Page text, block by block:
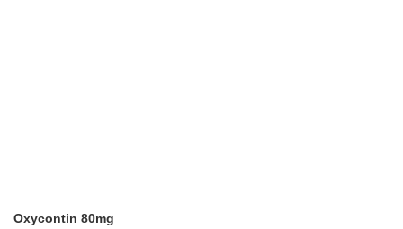
Oxycontin 80mg